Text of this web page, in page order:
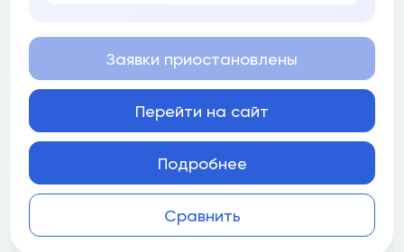
Сравнить
Заявки приостановлены
Перейти на сайт
Подробнее